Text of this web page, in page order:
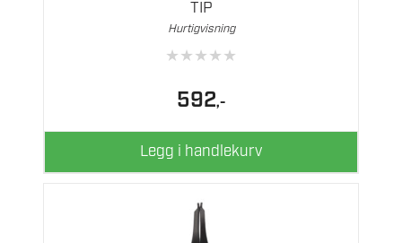
TIP
Hurtigvisning
★★★★★
592,-
Legg i handlekurv